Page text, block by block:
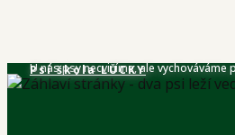
U nás psy necvičíme, ale vychováváme
Psí škola​ LUCKY